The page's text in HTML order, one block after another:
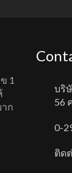
1
ก
บริ
56
0-
ติด